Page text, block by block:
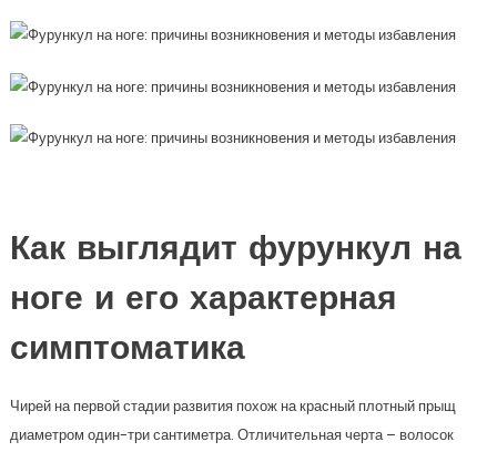
Как выглядит фурункул на
ноге и его характерная
симптоматика
Чирей на первой стадии развития похож на красный плотный прыщ
диаметром один-три сантиметра. Отличительная черта – волосок